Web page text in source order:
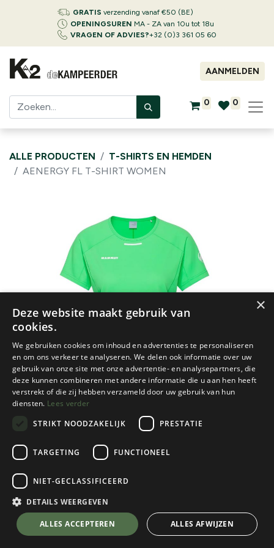
GRATIS verzending vanaf €50 (BE)
OPENINGSUREN MA - ZA van 10u tot 18u
VRAGEN OF ADVIES?+32 (0)3 361 05 60
AANMELDEN
0 0
ALLE PRODUCTEN
T-SHIRTS EN HEMDEN
AENERGY FL T-SHIRT WOMEN
Mammut
Aenergy FL T-Shirt Women
Aurora
Kies een maat
💬 Stel je vraag over dit product via WhatsApp
×
Deze website maakt gebruik van
cookies.
We gebruiken cookies om inhoud en advertenties te personaliseren
en om ons verkeer te analyseren. We delen ook informatie over uw
gebruik van onze site met onze advertentie- en analysepartners, die
deze kunnen combineren met andere informatie die u aan hen heeft
verstrekt of die zij hebben verzameld door uw gebruik van hun
diensten. Lees verder
STRIKT NOODZAKELIJK
PRESTATIE
TARGETING FUNCTIONEEL
NIET-GECLASSIFICEERD
DETAILS WEERGEVEN
ALLES ACCEPTEREN ALLES AFWIJZEN